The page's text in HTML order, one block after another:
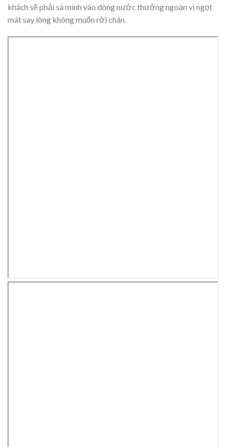
khách sẽ phải sà mình vào dòng nước thưởng ngoạn vị ngọt
mát say lòng không muốn rời chân.